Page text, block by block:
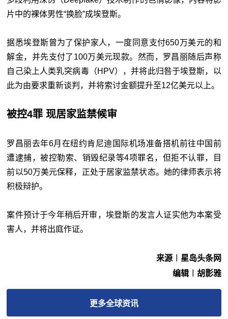
片中的裸体男性“换脸”成埃登斯。
据悉埃登斯曾为了保护家人，一度同意支付650万美元的和
解金，并先支付了100万美元现款。然而，罗昌丽随后声称
自己染上人类乳突病毒（HPV），并将此归咎于埃登斯，以
此为由要求重新谈判，并将索讨金额提升至12亿美元以上。
被控4罪 现居家监禁候审
罗昌丽去年6月在纽约肯尼迪国际机场准备搭机前往中国前
遭逮捕，被控勒索、销毁纪录等4项罪名，但拒不认罪，目
前以50万美元保释，正处于居家监禁状态。她的律师表示将
积极辩护。
案件预计于今年稍后开审，埃登斯的发言人证实他为本案受
害人，并将出庭作证。
来源︱星岛头条网
编辑︱胡影雅
更多全球资讯